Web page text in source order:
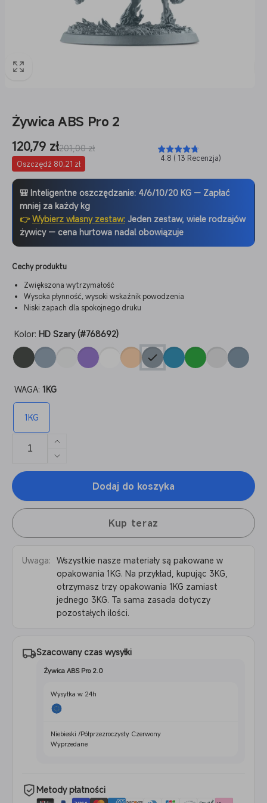
Żywica ABS Pro 2
Cena
sprzedaży
120,79 zł
Cena
regularna
201,00 zł
Oszczędź 80,21 zł
4.8 ( 13 Recenzja)
🎒 Inteligentne oszczędzanie: 4/6/10/20 KG — Zapłać
mniej za każdy kg
👉Wybierz własny zestaw: Jeden zestaw, wiele rodzajów
żywicy — cena hurtowa nadal obowiązuje
Cechy produktu
Zwiększona wytrzymałość
Wysoka płynność, wysoki wskaźnik powodzenia
Niski zapach dla spokojnego druku
Kolor: HD Szary (#768692)
WAGA: 1KG
1KG
Zwiększ
ilość
dla
Pro
Zmniejsz
ilość
Żywica
ABS
2
Dodaj do koszyka
Kup teraz
Uwaga: Wszystkie nasze materiały są pakowane w
opakowania 1KG. Na przykład, kupując 3KG,
otrzymasz trzy opakowania 1KG zamiast
jednego 3KG. Ta sama zasada dotyczy
pozostałych ilości.
Szacowany czas wysyłki
Żywica ABS Pro 2.0
Wysyłka w 24h
Niebieski /Półprzezroczysty Czerwony
Wyprzedane
Metody płatności